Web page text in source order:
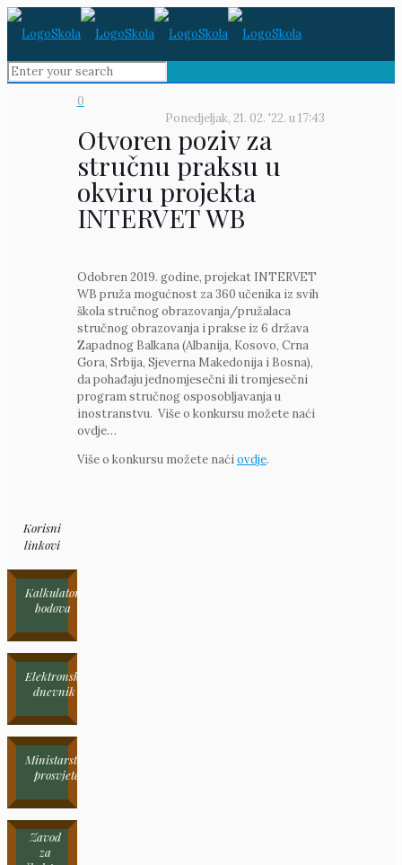
0
Ponedjeljak, 21. 02. '22. u17:43
Otvoren poziv za
stručnu praksu u
okviru projekta
INTERVET WB
Odobren 2019. godine, projekat INTERVET
WB pruža mogućnost za 360 učenika iz svih
škola stručnog obrazovanja/pružalaca
stručnog obrazovanja i prakse iz 6 država
Zapadnog Balkana (Albanija, Kosovo, Crna
Gora, Srbija, Sjeverna Makedonija i Bosna),
da pohađaju jednomjesečni ili tromjesečni
program stručnog osposobljavanja u
inostranstvu. Više o konkursu možete naći
ovdje…
Više o konkursu možete naćiovdje.
Korisni
linkovi
Kalkulator
bodova
Elektronski
dnevnik
Ministarstvo
prosvjete
Zavod
za